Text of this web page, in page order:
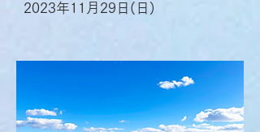
2023年11月29日(日)